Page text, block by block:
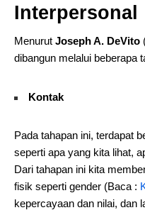
Interpersonal
Menurut Joseph A. DeVito
dibangun melalui beberapa
Kontak
Pada tahapan ini, terdapat
seperti apa yang kita lihat,
Dari tahapan ini kita
fisik seperti gender (Baca :
kepercayaan dan nilai, dan